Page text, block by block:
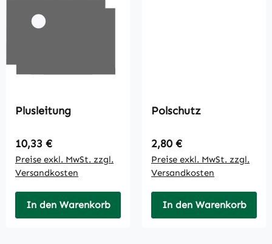
Plusleitung
Regulärer Preis:
10,33 €
Preise exkl. MwSt. zzgl.
Versandkosten
In den Warenkorb
Polschutz
Regulärer Preis:
2,80 €
Preise exkl. MwSt. zzgl.
Versandkosten
In den Warenkorb